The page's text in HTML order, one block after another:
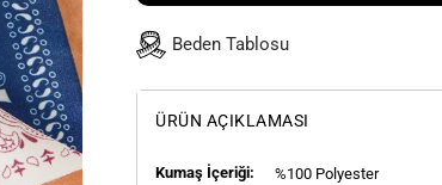
Beden Tablosu
ÜRÜN AÇIKLAMASI
Kumaş İçeriği:
%100 Polyester